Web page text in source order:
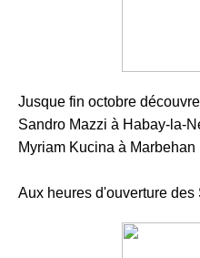
Jusque fin octobre
Sandro Mazzi à Habay-la-
Myriam Kucina à Marbehan
Aux heures d'ouverture des